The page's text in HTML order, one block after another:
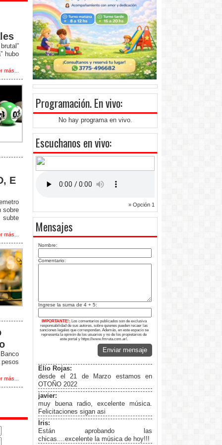
hubo
más...
E
sobre
más...
más...
Programación. En vivo:
No hay programa en vivo.
Escuchanos en vivo:
» Opción 1
Mensajes
Nombre:
Comentario:
Ingrese la suma de 4 + 5:
IMPORTANTE!: Los comentarios publicados son de exclusiva
responsabilidad de sus autores, sobre quienes pueden recaer las
sanciones legales que correspondan. Además, en este espacio se
representa la opinión de los usuarios y no de los propietarios de
este portal y https://www.fmruta.com.ar/.
Enviar mensaje
Elio Rojas:
desde el 21 de Marzo estamos en
OTOÑO 2022
javier:
muy buena radio, excelente música.
Felicitaciones sigan asi
Iris:
Están aprobando las
chicas....excelente la música de hoy!!!